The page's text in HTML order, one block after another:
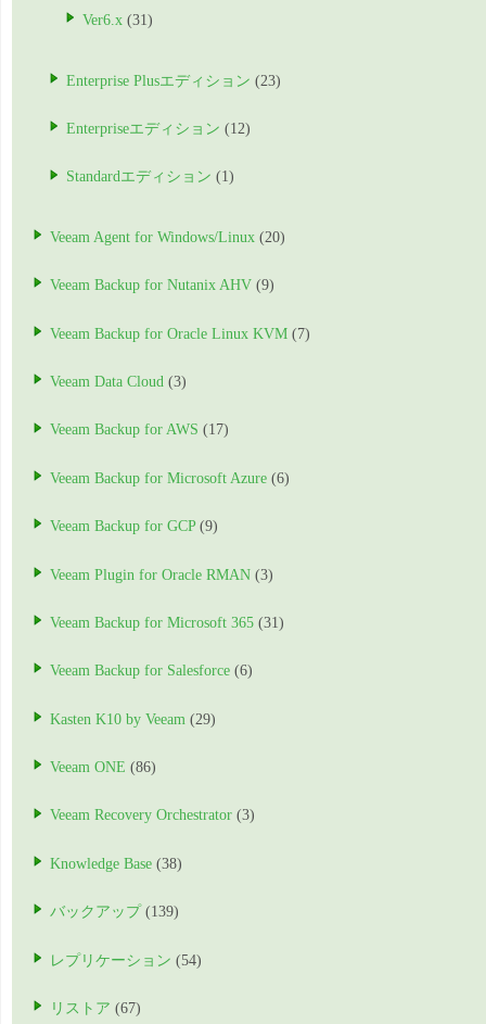
Ver6.x (31)
Enterprise Plusエディション (23)
Enterpriseエディション (12)
Standardエディション (1)
Veeam Agent for Windows/Linux (20)
Veeam Backup for Nutanix AHV (9)
Veeam Backup for Oracle Linux KVM (7)
Veeam Data Cloud (3)
Veeam Backup for AWS (17)
Veeam Backup for Microsoft Azure (6)
Veeam Backup for GCP(9)
Veeam Plugin for Oracle RMAN (3)
Veeam Backup for Microsoft 365 (31)
Veeam Backup for Salesforce (6)
Kasten K10 by Veeam (29)
Veeam ONE (86)
Veeam Recovery Orchestrator (3)
Knowledge Base (38)
バックアップ (139)
レプリケーション (54)
リストア (67)